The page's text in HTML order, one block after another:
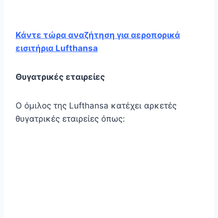
Κάντε τώρα αναζήτηση για αεροπορικά
εισιτήρια Lufthansa
Θυγατρικές εταιρείες
Ο όμιλος της Lufthansa κατέχει αρκετές
θυγατρικές εταιρείες όπως: